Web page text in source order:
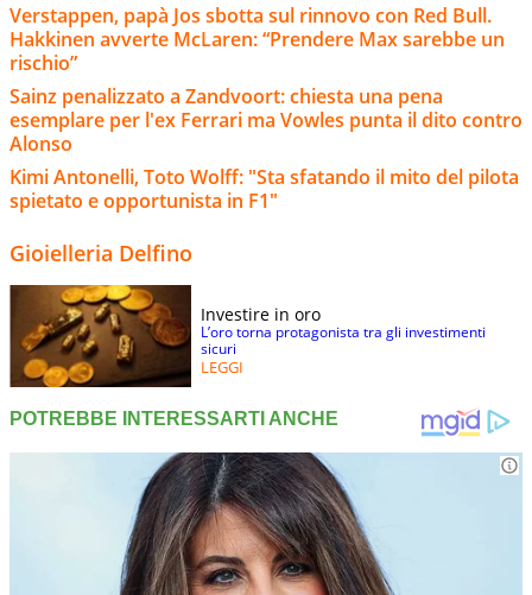
Verstappen, papà Jos sbotta sul rinnovo con Red Bull.
Hakkinen avverte McLaren: “Prendere Max sarebbe un
rischio”
Sainz penalizzato a Zandvoort: chiesta una pena
esemplare per l'ex Ferrari ma Vowles punta il dito contro
Alonso
Kimi Antonelli, Toto Wolff: "Sta sfatando il mito del pilota
spietato e opportunista in F1"
Gioielleria Delfino
Investire in oro
L’oro torna protagonista tra gli investimenti
sicuri
LEGGI